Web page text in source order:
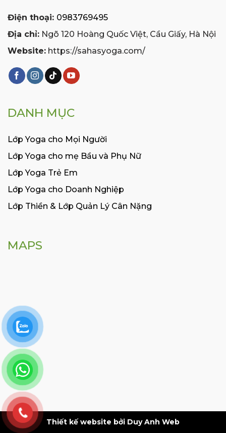
Điện thoại: 0983769495
Địa chỉ: Ngõ 120 Hoàng Quốc Việt, Cầu Giấy, Hà Nội
Website: https://sahasyoga.com/
DANH MỤC
Lớp Yoga cho Mọi Người
Lớp Yoga cho mẹ Bầu và Phụ Nữ
Lớp Yoga Trẻ Em
Lớp Yoga cho Doanh Nghiệp
Lớp Thiền & Lớp Quản Lý Cân Nặng
MAPS
Thiết kế website bởi Duy Anh Web